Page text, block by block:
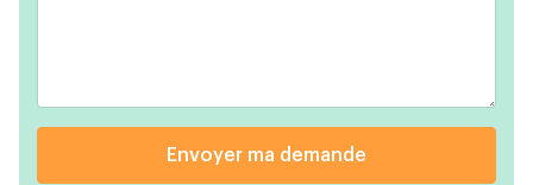
Envoyer ma demande